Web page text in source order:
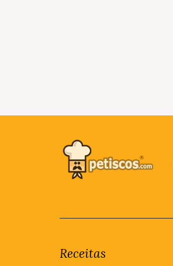
Receitas